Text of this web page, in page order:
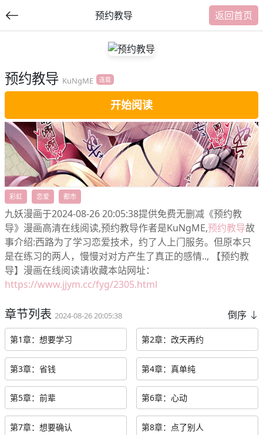
预约教导 返回首页
预约教导 KuNgME 连载
开始阅读
彩虹 恋爱 都市
九妖漫画于2024-08-26 20:05:38提供免费无删减《预约教
导》漫画高清在线阅读,预约教导作者是KuNgME,预约教导故
事介绍:西路为了学习恋爱技术，约了人上门服务。但原本只
是在练习的两人，慢慢对对方产生了真正的感情.., 【预约教
导】漫画在线阅读请收藏本站网址：
https://www.jjym.cc/fyg/2305.html
章节列表 2024-08-26 20:05:38 倒序
第1章：想要学习 第2章：改天再约
第3章：省钱 第4章：真单纯
第5章：前辈 第6章：心动
第7章：想要确认 第8章：点了别人
交